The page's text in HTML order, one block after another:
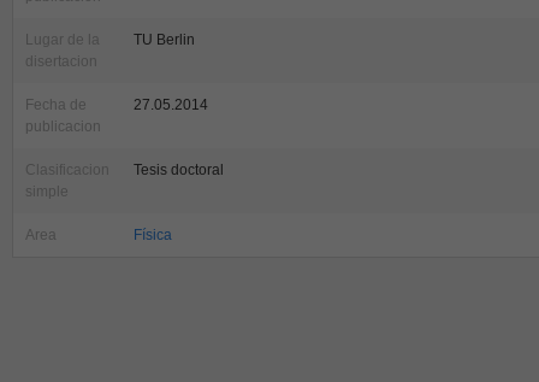
Lugar de la
disertacion
TU Berlin
Fecha de
publicacion
27.05.2014
Clasificacion
simple
Tesis doctoral
Area Física